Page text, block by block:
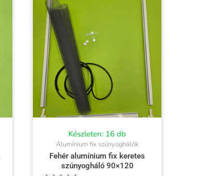
Készleten: 16 db
Alumínium fix szúnyoghálók
Fehér alumínium fix keretes
szúnyogháló 90×120